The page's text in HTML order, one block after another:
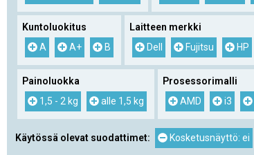
Kuntoluokitus
A
A+ B
Laitteen merkki
Dell
Fujitsu HP
Painoluokka
1,5 - 2 kg
alle 1,5 kg
Prosessorimalli
AMD
i3
Käytössä olevat suodattimet: Kosketusnäyttö: ei